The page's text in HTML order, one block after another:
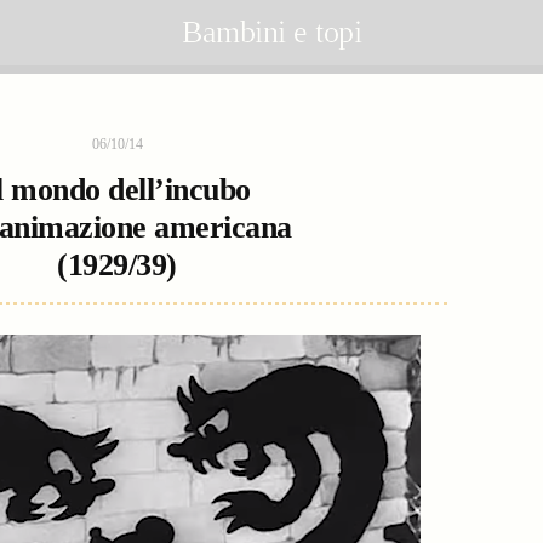
Bambini e topi
06/10/14
dell’incubo
americana
(1929/39)